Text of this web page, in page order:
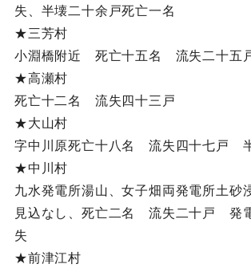
失、半壊二十余戸死亡一名
★三芳村
小淵橋附近 死亡十五名 流失二十五
★高瀬村
死亡十二名 流失四十三戸
★大山村
字中川原死亡十八名 流失四十七戸
★中川村
九水発電所湯山、女子畑両発電所土砂
見込なし、死亡二名 流失二十戸 発
失
★前津江村